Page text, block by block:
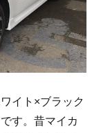
イト×ブラック
す。昔マイカ